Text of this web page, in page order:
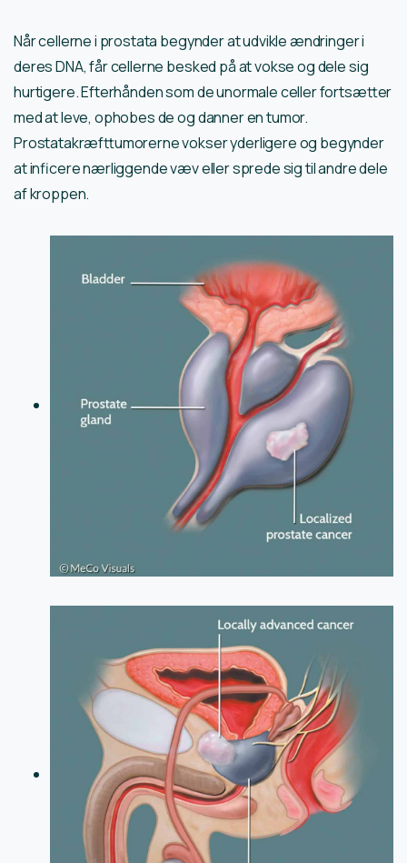
Når cellerne i prostata begynder at udvikle ændringer i
deres DNA, får cellerne besked på at vokse og dele sig
hurtigere. Efterhånden som de unormale celler fortsætter
med at leve, ophobes de og danner en tumor.
Prostatakræfttumorerne vokser yderligere og begynder
at inficere nærliggende væv eller sprede sig til andre dele
af kroppen.